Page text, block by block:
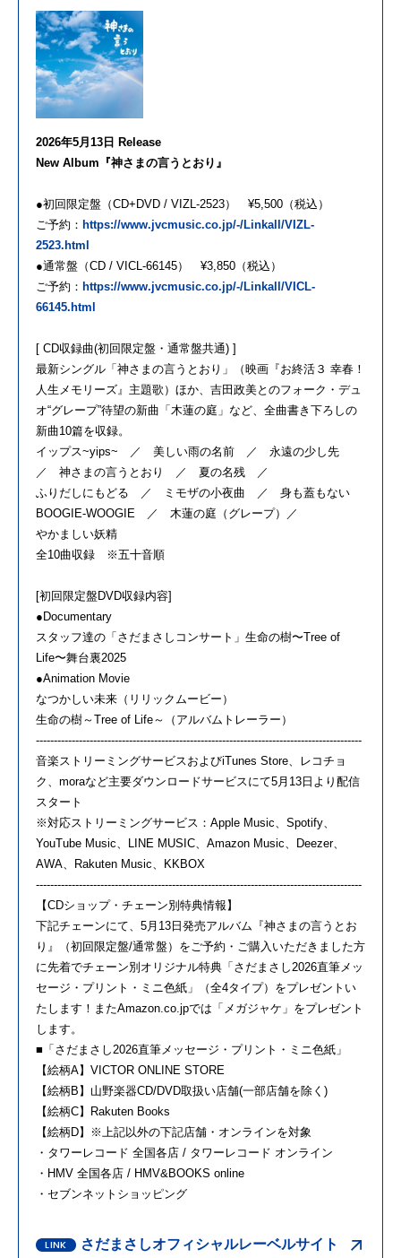
2026年5月13日 Release
New Album『神さまの言うとおり』
●初回限定盤（CD+DVD / VIZL-2523） ¥5,500（税込）
ご予約： https://www.jvcmusic.co.jp/-/Linkall/VIZL-
2523.html
●通常盤（CD / VICL-66145） ¥3,850（税込）
ご予約： https://www.jvcmusic.co.jp/-/Linkall/VICL-
66145.html
[ CD収録曲(初回限定盤・通常盤共通) ]
最新シングル「神さまの言うとおり」（映画『お終活３ 幸春！
人生メモリーズ』主題歌）ほか、吉田政美とのフォーク・デュ
オ“グレープ”待望の新曲「木蓮の庭」など、全曲書き下ろしの
新曲10篇を収録。
イップス~yips~ ／ 美しい雨の名前 ／ 永遠の少し先
／ 神さまの言うとおり ／ 夏の名残 ／
ふりだしにもどる ／ ミモザの小夜曲 ／ 身も蓋もない
BOOGIE-WOOGIE ／ 木蓮の庭（グレープ）／
やかましい妖精
全10曲収録 ※五十音順
[初回限定盤DVD収録内容]
●Documentary
スタッフ達の「さだまさしコンサート」生命の樹〜Tree of
Life〜舞台裏2025
●Animation Movie
なつかしい未来（リリックムービー）
生命の樹～Tree of Life～（アルバムトレーラー）
-------------------------------------------------------------------------------------------
音楽ストリーミングサービスおよびiTunes Store、レコチョ
ク、moraなど主要ダウンロードサービスにて5月13日より配信
スタート
※対応ストリーミングサービス：Apple Music、Spotify、
YouTube Music、LINE MUSIC、Amazon Music、Deezer、
AWA、Rakuten Music、KKBOX
-------------------------------------------------------------------------------------------
【CDショップ・チェーン別特典情報】
下記チェーンにて、5月13日発売アルバム『神さまの言うとお
り』（初回限定盤/通常盤）をご予約・ご購入いただきました方
に先着でチェーン別オリジナル特典「さだまさし2026直筆メッ
セージ・プリント・ミニ色紙」（全4タイプ）をプレゼントい
たします！またAmazon.co.jpでは「メガジャケ」をプレゼント
します。
■「さだまさし2026直筆メッセージ・プリント・ミニ色紙」
【絵柄A】VICTOR ONLINE STORE
【絵柄B】山野楽器CD/DVD取扱い店舗(一部店舗を除く)
【絵柄C】Rakuten Books
【絵柄D】※上記以外の下記店舗・オンラインを対象
・タワーレコード 全国各店 / タワーレコード オンライン
・HMV 全国各店 / HMV&BOOKS online
・セブンネットショッピング
さだまさしオフィシャルレーベルサイト